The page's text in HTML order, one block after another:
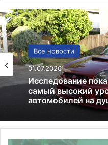
Все новости
01.07.2026
США
13.06.2025
Америка имеет